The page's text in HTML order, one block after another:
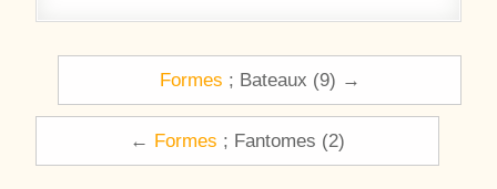
Navigation de l’article
Formes ; Bateaux (9) →
← Formes ; Fantomes (2)